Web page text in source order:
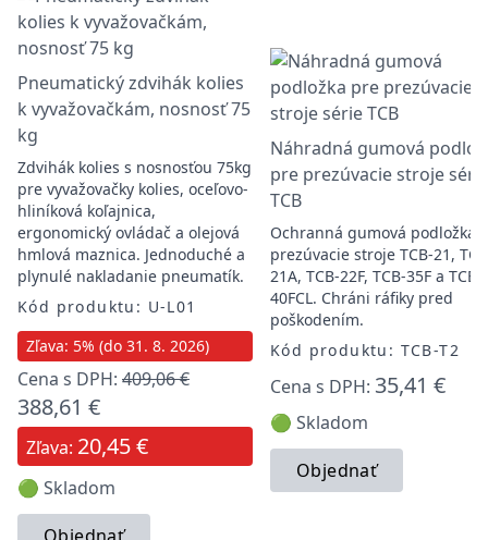
Pneumatický zdvihák kolies
k vyvažovačkám, nosnosť 75
kg
Zdvihák kolies s nosnosťou 75kg
pre vyvažovačky kolies, oceľovo-
hliníková koľajnica,
ergonomický ovládač a olejová
hmlová maznica. Jednoduché a
plynulé nakladanie pneumatík.
Kód produktu: U-L01
Zľava: 5% (do 31. 8. 2026)
Cena s DPH: 409,06 €
388,61 €
Zľava: 20,45 €
🟢 Skladom
Náhradná gumová
pre prezúvacie stroje série
TCB
Ochranná gumová podložka
prezúvacie stroje TCB-21,
21A, TCB-22F, TCB-35F a TCB-
40FCL. Chráni ráfiky pred
poškodením.
Kód produktu: TCB-T2
Cena s DPH: 35,41 €
🟢 Skladom
Objednať